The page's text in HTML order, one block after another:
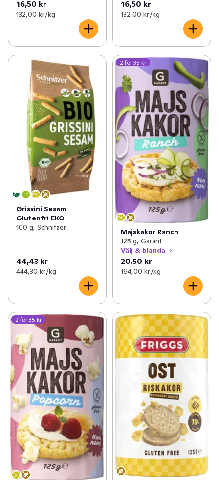
16,50 kr
132,00 kr /kg
16,50 kr
132,00 kr /kg
Grissini Sesam
Glutenfri EKO
100 g, Schnitzer
44,43 kr
444,30 kr /kg
2 för 35 kr
Majskakor Ranch
125 g, Garant
Välj & blanda
20,50 kr
164,00 kr /kg
2 för 35 kr